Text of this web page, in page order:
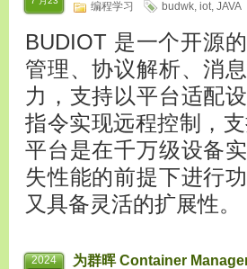
编程学习 budwk, iot, JAVA
BUDIOT 是一个开源
管理、协议解析、消
力，支持以平台适配
指令实现远程控制，
平台是在千万级设备
失性能的前提下进行
又具备灵活的扩展性。
2024 为群晖 Container